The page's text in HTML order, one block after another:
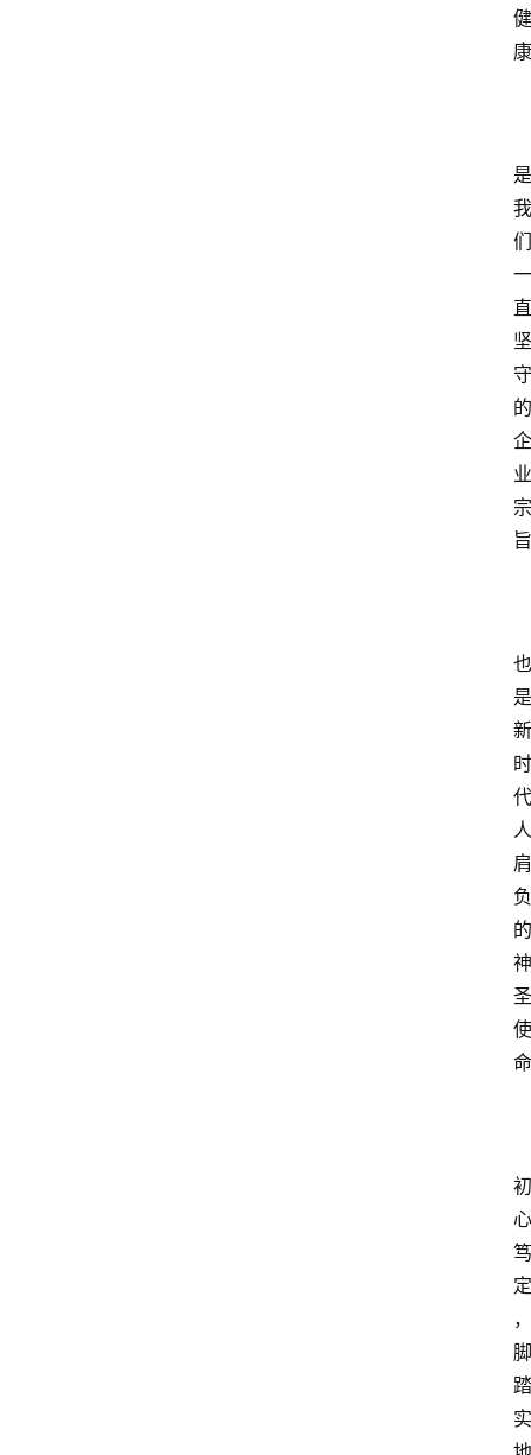
健
康
是
我
们
一
直
坚
守
的
企
业
宗
旨
也
是
新
时
代
人
肩
负
的
神
圣
使
命
初
心
笃
定
，
脚
踏
实